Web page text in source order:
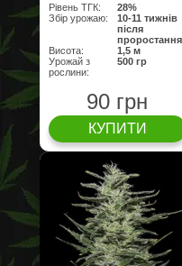
Рівень ТГК:
28%
Збір урожаю:
10-11 тижнів
після
проростання
Висота:
1,5 м
Урожай з
рослини:
500 гр
90 грн
КУПИТИ